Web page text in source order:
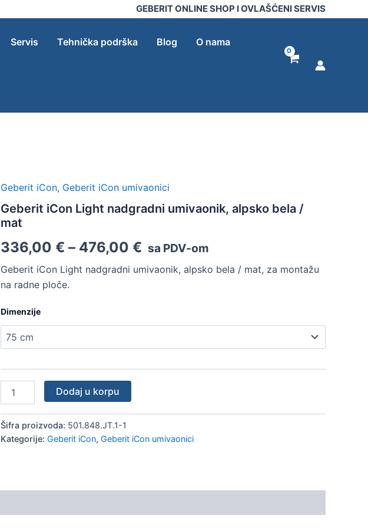
GEBERIT ONLINE SHOP I OVLAŠĆENI SERVIS
Servis Tehnička podrška Blog O nama
Geberit iCon, Geberit iCon umivaonici
Geberit iCon Light nadgradni umivaonik, alpsko bela /
mat
336,00 € – 476,00 € sa PDV-om
Geberit iCon Light nadgradni umivaonik, alpsko bela / mat, za montažu
na radne ploče.
Dimenzije
Geberit
Light
nadgradni
alpsko
/
mat
Dodaj u korpu
Šifra proizvoda: 501.848.JT.1-1
Kategorije: Geberit iCon, Geberit iCon umivaonici